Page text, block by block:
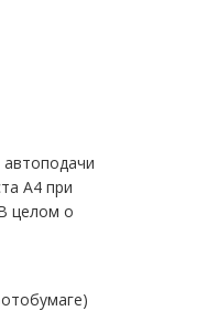
А4 при
целом о